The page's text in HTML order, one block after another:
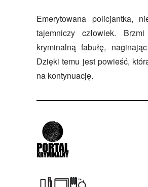
Emerytowana policjantka,
tajemniczy człowiek.
kryminalną fabułę,
Dzięki temu jest powieść,
na kontynuację.